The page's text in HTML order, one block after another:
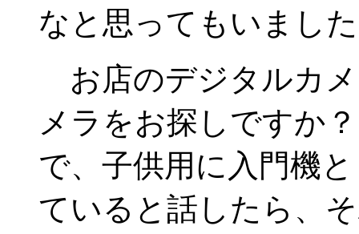
なと思ってもいまし
お店のデジタルカ
メラをお探しですか
で、子供用に入門機
ていると話したら、